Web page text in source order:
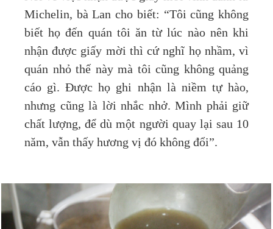
Michelin, bà Lan cho biết: “Tôi cũng không
biết họ đến quán tôi ăn từ lúc nào nên khi
nhận được giấy mời thì cứ nghĩ họ nhầm, vì
quán nhỏ thế này mà tôi cũng không quảng
cáo gì. Được họ ghi nhận là niềm tự hào,
nhưng cũng là lời nhắc nhở. Mình phải giữ
chất lượng, để dù một người quay lại sau 10
năm, vẫn thấy hương vị đó không đổi”.